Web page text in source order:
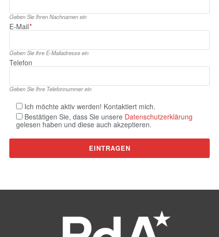
Geben Sie Ihren Nachnamen ein
E‑Mail*
Geben Sie ihre E‑Mailadresse ein
Telefon
Geben Sie Ihre Telefonnummer ein
Ich möchte aktiv werden! Kontaktiert mich.
Bestätigen Sie, dass Sie unsere Datenschutzerklärung
gelesen haben und diese auch akzeptieren.